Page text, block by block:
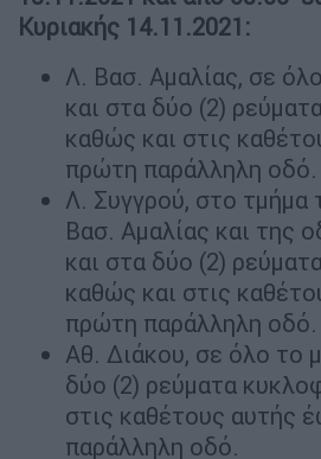
Κυριακής 14.11.2021:
Λ. Βασ. Αμαλίας, σε
και στα δύο (2)
καθώς και στις
πρώτη παράλληλη οδό.
Λ. Συγγρού, στο τμήμα
Βασ. Αμαλίας και της
και στα δύο (2)
καθώς και στις
πρώτη παράλληλη οδό.
Αθ. Διάκου, σε όλο το
δύο (2) ρεύματα
στις καθέτους αυτής
παράλληλη οδό.